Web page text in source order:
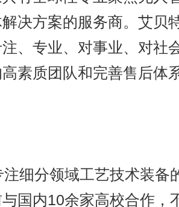
决方案的服务商。艾贝
、专业、对事业、对社
素质团队和完善售后体
分领域工艺技术装备
国内10余家高校合作，